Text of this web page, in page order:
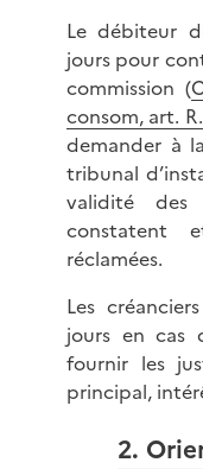
Le débiteur
jours pour
commission (
consom, art.
demander à
tribunal
validité
constatent
réclamées.
Les
jours en cas
fournir les
principal,
2.